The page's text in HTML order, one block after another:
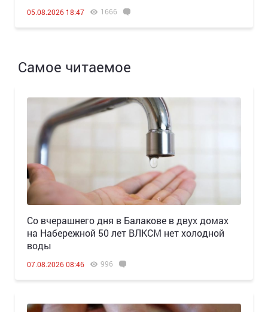
05.08.2026 18:47 1666
Самое читаемое
Со вчерашнего дня в Балакове в двух домах
на Набережной 50 лет ВЛКСМ нет холодной
воды
07.08.2026 08:46 996